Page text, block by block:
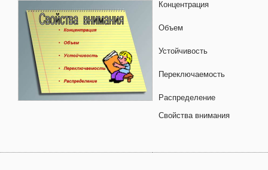
Концентрация
Объем
Устойчивость
Переключаемость
Распределение
Свойства внимания